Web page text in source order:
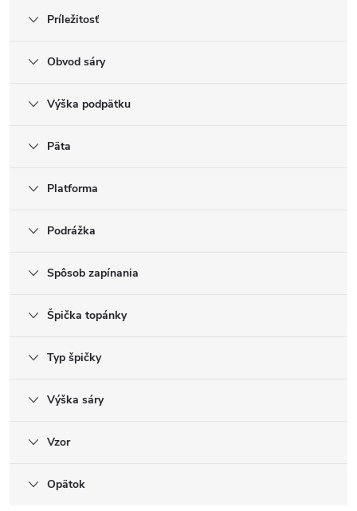
Príležitosť
Obvod sáry
Výška podpätku
Päta
Platforma
Podrážka
Spôsob zapínania
Špička topánky
Typ špičky
Výška sáry
Vzor
Opätok